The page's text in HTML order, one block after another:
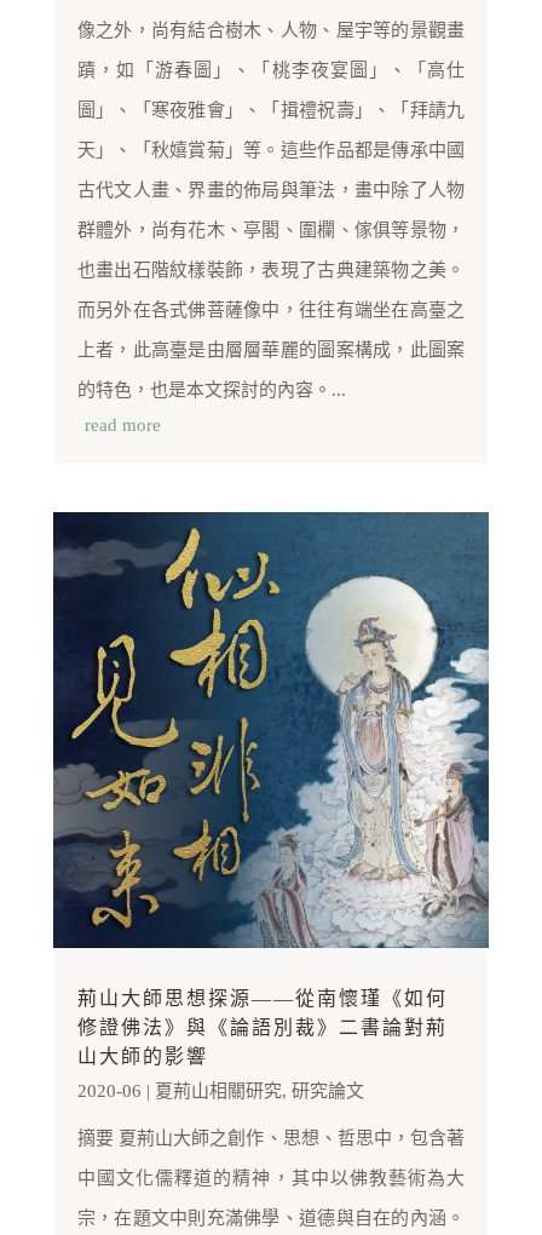
像之外，尚有結合樹木、人物、屋宇等的景觀畫
蹟，如「游春圖」、「桃李夜宴圖」、「高仕
圖」、「寒夜雅會」、「揖禮祝壽」、「拜請九
天」、「秋嬉賞菊」等。這些作品都是傳承中國
古代文人畫、界畫的佈局與筆法，畫中除了人物
群體外，尚有花木、亭閣、圍欄、傢俱等景物，
也畫出石階紋樣裝飾，表現了古典建築物之美。
而另外在各式佛菩薩像中，往往有端坐在高臺之
上者，此高臺是由層層華麗的圖案構成，此圖案
的特色，也是本文探討的內容。...
read more
荊山大師思想探源——從南懷瑾《如何
修證佛法》與《論語別裁》二書論對荊
山大師的影響
2020-06 | 夏荊山相關研究, 研究論文
摘要 夏荊山大師之創作、思想、哲思中，包含著
中國文化儒釋道的精神，其中以佛教藝術為大
宗，在題文中則充滿佛學、道德與自在的內涵。